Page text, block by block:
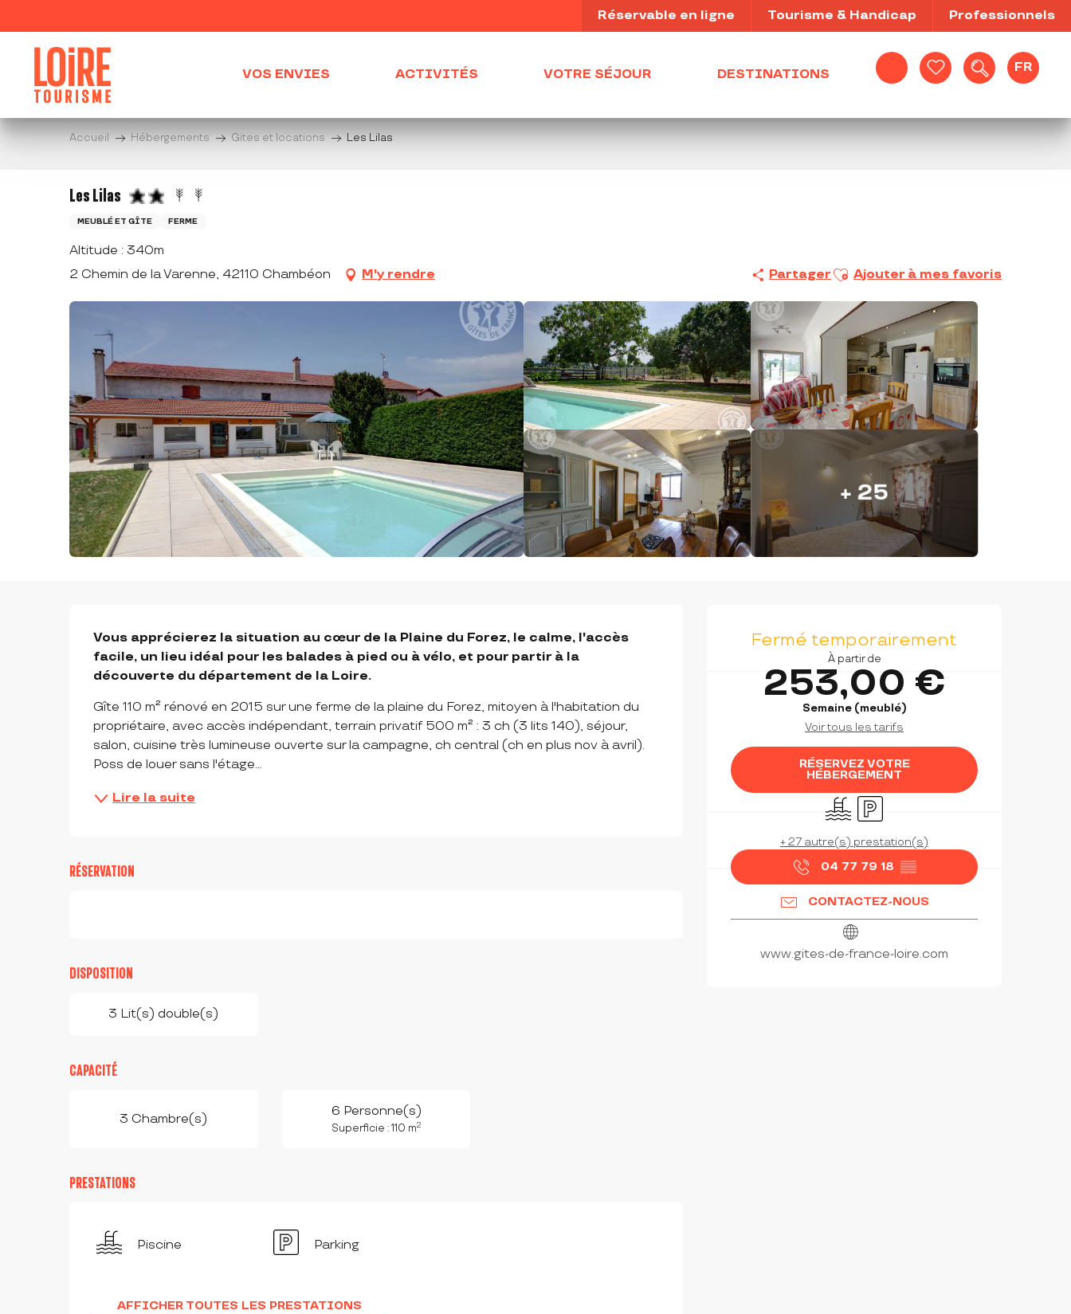
au
contenu
Recherche
FR
Réservable en ligne Tourisme & Handicap Professionnels
VOS ENVIES ACTIVITÉS VOTRE SÉJOUR DESTINATIONS
Accueil Hébergements Gites et locations Les Lilas
Les Lilas
MEUBLÉ ET GÎTE FERME
Altitude : 340m
2 Chemin de la Varenne, 42110 Chambéon
M'y rendre Partager Ajouter aux favoris
Ajouter à mes favoris
+ 25
OUVERTURE ET
Fermé temporairement
À partir de
253,00 €
Semaine (meublé)
Voir tous les tarifs
RÉSERVEZ VOTRE
HÉBERGEMENT
PiscineParking
+ 27 autre(s) prestation(s)
04 77 79 18 ▒▒
CONTACTEZ-NOUS
www.gites-de-france-loire.com
DESCRIPTION
Vous apprécierez la situation au cœur de la Plaine du Forez, le calme, l'accès
facile, un lieu idéal pour les balades à pied ou à vélo, et pour partir à la
découverte du département de la Loire.
Gîte 110 m² rénové en 2015 sur une ferme de la plaine du Forez, mitoyen à l'habitation du
propriétaire, avec accès indépendant, terrain privatif 500 m² : 3 ch (3 lits 140), séjour,
salon, cuisine très lumineuse ouverte sur la campagne, ch central (ch en plus nov à avril).
Poss de louer sans l'étage...
Lire la suite
RÉSERVATION
DISPOSITION
3 Lit(s) double(s)
CAPACITÉ
3 Chambre(s) 6 Personne(s)
Superficie : 110 m2
PRESTATIONS
Piscine Parking
AFFICHER TOUTES LES PRESTATIONS